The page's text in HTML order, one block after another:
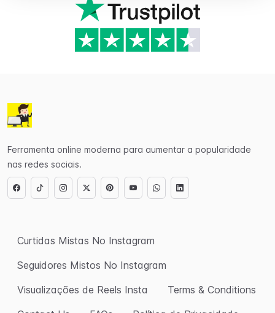
Ferramenta online moderna para aumentar a popularidade
nas redes sociais.
Curtidas Mistas No Instagram
Seguidores Mistos No Instagram
Visualizações de Reels Insta
Terms & Conditions